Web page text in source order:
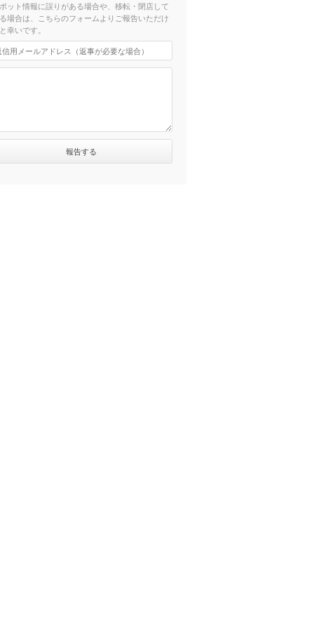
ット情報に誤りがある場合や、移転・閉店して
場合は、こちらのフォームよりご報告いただけ
幸いです。